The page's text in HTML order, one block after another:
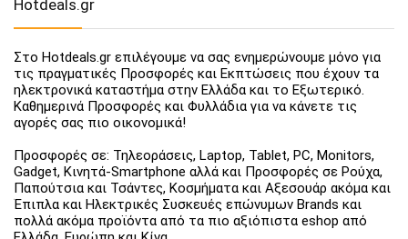
Hotdeals.gr
Στο Hotdeals.gr επιλέγουμε να σας ενημερώνουμε μόνο για
τις πραγματικές Προσφορές και Εκπτώσεις που έχουν τα
ηλεκτρονικά καταστήμα στην Ελλάδα και το Εξωτερικό.
Καθημερινά Προσφορές και Φυλλάδια για να κάνετε τις
αγορές σας πιο οικονομικά!
Προσφορές σε: Τηλεοράσεις, Laptop, Tablet, PC, Monitors,
Gadget, Κινητά-Smartphone αλλά και Προσφορές σε Ρούχα,
Παπούτσια και Τσάντες, Κοσμήματα και Αξεσουάρ ακόμα και
Έπιπλα και Ηλεκτρικές Συσκευές επώνυμων Brands και
πολλά ακόμα προϊόντα από τα πιο αξιόπιστα eshop από